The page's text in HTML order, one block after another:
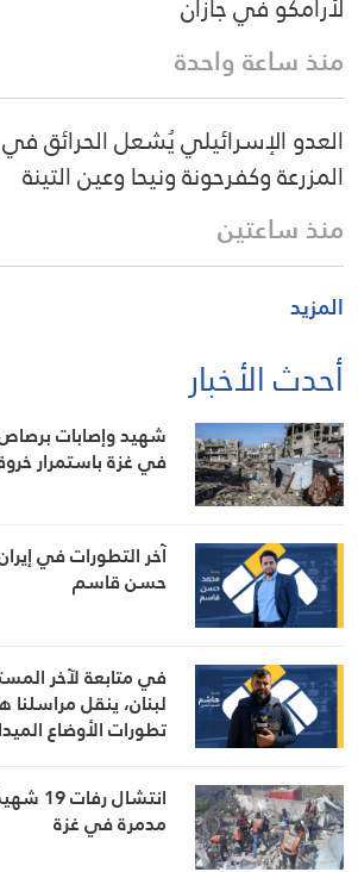
منذ ساعة واحدة
العدو الإسرائيلي يُشعل الحرائق
المزرعة وكفرحونة ونيحا وعين التينة
منذ ساعتين
المزيد
أحدث الأخبار
شهيد وإصابات برصاص
في غزة باستمرار
آخر التطورات في
حسن قاسم
في متابعة لآخر
لبنان، ينقل
تطورات الأوضاع
مدمرة في غزة